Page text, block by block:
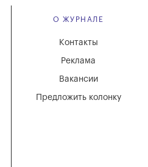
О ЖУРНАЛЕ
Вакансии
Реклама
Контакты
Предложить колонку